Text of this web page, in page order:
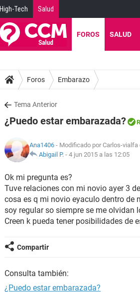
High-Tech Salud
FOROS SALUD
Foros Embarazo
Tema Anterior
¿Puedo estar embarazada?
Ana1406 - Modificado por Carlos-
Abigail P. - 4 jun 2015 a las 12:05
Ok mi pregunta es?
Tuve relaciones con mi novio ayer 3
cosa es q mi novio eyaculo dentro de
soy regular so siempre se me olvidan
Creen k pueda tener posibilidades de
Compartir
Consulta también:
¿Puedo estar embarazada?